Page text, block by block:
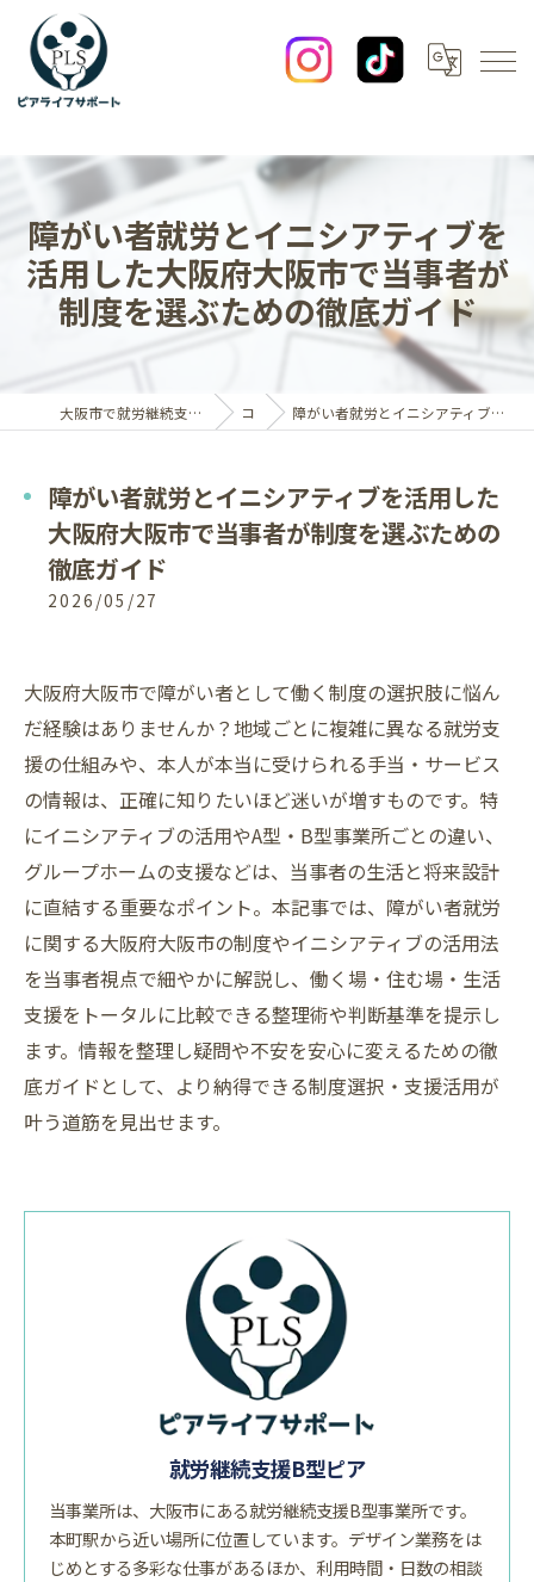
障がい者就労とイニシアティブを
活用した大阪府大阪市で当事者が
制度を選ぶための徹底ガイド
大阪市で就労継続支援B型なら一般社団法人ピアライフサポート コラム 障がい者就労とイニシアティブを活用した大阪府大阪市で当事者が制度を選ぶための徹底ガイド
障がい者就労とイニシアティブを活用した
大阪府大阪市で当事者が制度を選ぶための
徹底ガイド
2026/05/27
大阪府大阪市で障がい者として働く制度の選択肢に悩ん
だ経験はありませんか？地域ごとに複雑に異なる就労支
援の仕組みや、本人が本当に受けられる手当・サービス
の情報は、正確に知りたいほど迷いが増すものです。特
にイニシアティブの活用やA型・B型事業所ごとの違い、
グループホームの支援などは、当事者の生活と将来設計
に直結する重要なポイント。本記事では、障がい者就労
に関する大阪府大阪市の制度やイニシアティブの活用法
を当事者視点で細やかに解説し、働く場・住む場・生活
支援をトータルに比較できる整理術や判断基準を提示し
ます。情報を整理し疑問や不安を安心に変えるための徹
底ガイドとして、より納得できる制度選択・支援活用が
叶う道筋を見出せます。
就労継続支援B型ピア
当事業所は、大阪市にある就労継続支援B型事業所です。
本町駅から近い場所に位置しています。デザイン業務をは
じめとする多彩な仕事があるほか、利用時間・日数の相談